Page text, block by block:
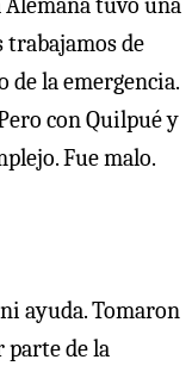
tuvo una
trabajamos de
de la emergencia.
con Quilpué y
Fue malo.
ayuda. Tomaron
parte de la